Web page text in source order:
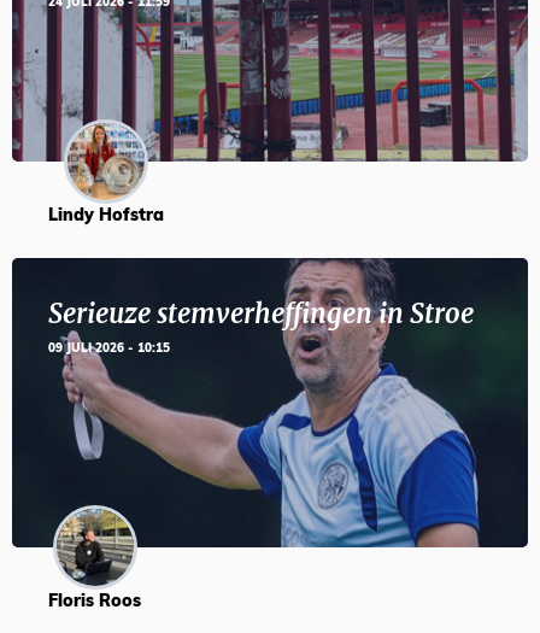
24 JULI 2026 - 11:59
Lindy Hofstra
Serieuze stemverheffingen in Stroe
09 JULI 2026 - 10:15
Floris Roos